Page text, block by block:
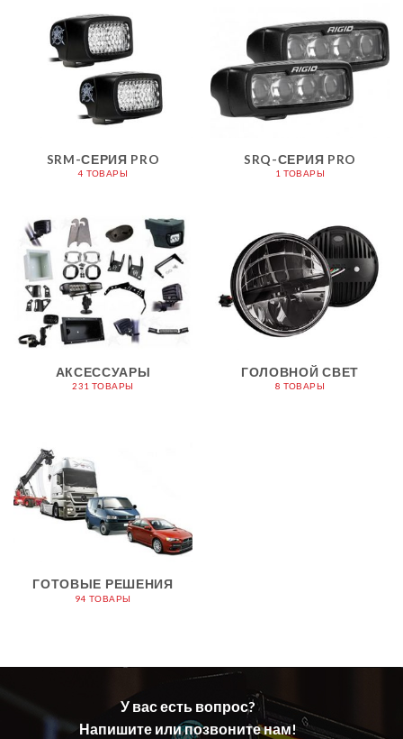
SRM-СЕРИЯ PRO
4 ТОВАРЫ
SRQ-СЕРИЯ PRO
1 ТОВАРЫ
АКСЕССУАРЫ
231 ТОВАРЫ
ГОЛОВНОЙ СВЕТ
8 ТОВАРЫ
ГОТОВЫЕ РЕШЕНИЯ
94 ТОВАРЫ
У вас есть вопрос?
Напишите или позвоните нам!